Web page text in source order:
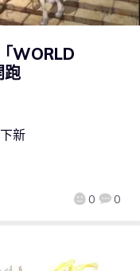
WORLD
跑
0 0
新